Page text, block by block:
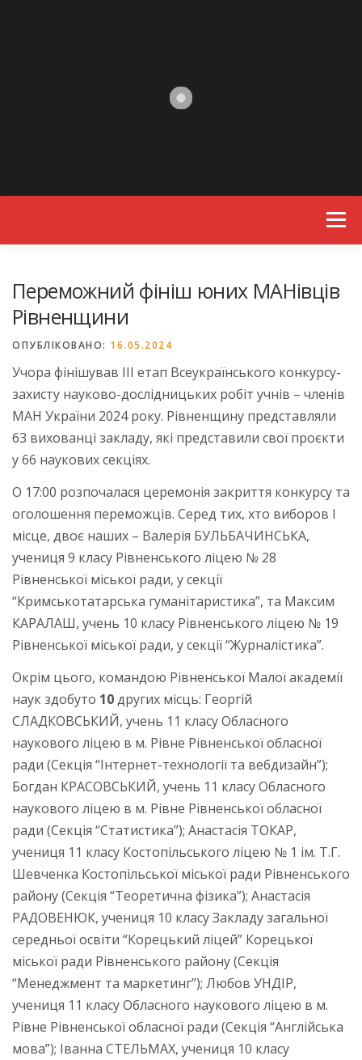
Menu
Переможний фініш юних МАНівців
Рівненщини
ОПУБЛІКОВАНО: 16.05.2024
Учора фінішував ІІІ етап Всеукраїнського конкурсу-
захисту науково-дослідницьких робіт учнів – членів
МАН України 2024 року. Рівненщину представляли
63 вихованці закладу, які представили свої проєкти
у 66 наукових секціях.
О 17:00 розпочалася церемонія закриття конкурсу та
оголошення переможців. Серед тих, хто виборов І
місце, двоє наших – Валерія БУЛЬБАЧИНСЬКА,
учениця 9 класу Рівненського ліцею № 28
Рівненської міської ради, у секції
“Кримськотатарська гуманітаристика”, та Максим
КАРАЛАШ, учень 10 класу Рівненського ліцею № 19
Рівненської міської ради, у секції “Журналістика”.
Окрім цього, командою Рівненської Малої академії
наук здобуто 10других місць: Георгій
СЛАДКОВСЬКИЙ, учень 11 класу Обласного
наукового ліцею в м. Рівне Рівненської обласної
ради (Секція “Інтернет-технології та вебдизайн”);
Богдан КРАСОВСЬКИЙ, учень 11 класу Обласного
наукового ліцею в м. Рівне Рівненської обласної
ради (Секція “Статистика”); Анастасія ТОКАР,
учениця 11 класу Костопільського ліцею № 1 ім. Т.Г.
Шевченка Костопільської міської ради Рівненського
району (Секція “Теоретична фізика”); Анастасія
РАДОВЕНЮК, учениця 10 класу Закладу загальної
середньої освіти “Корецький ліцей” Корецької
міської ради Рівненського району (Секція
“Менеджмент та маркетинг”); Любов УНДІР,
учениця 11 класуОбласного наукового ліцею в м.
Рівне Рівненської обласної ради (Секція “Англійська
мова”); Іванна СТЕЛЬМАХ, учениця 10 класу